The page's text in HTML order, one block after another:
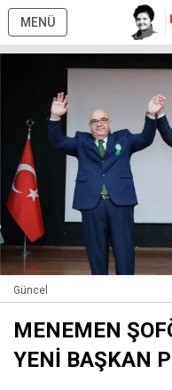
MENÜ
Güncel
MENEMEN
YENİ BAŞKAN